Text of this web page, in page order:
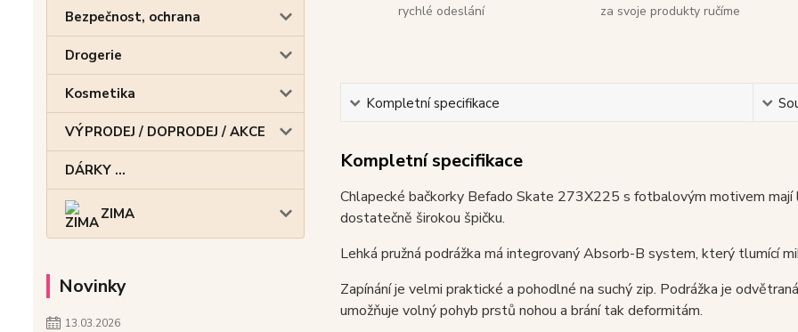
Bezpečnost, ochrana
Drogerie
Kosmetika
VÝPRODEJ / DOPRODEJ / AKCE
DÁRKY ...
ZIMA
Novinky
13.03.2026
rychlé odeslání
za svoje produkty ručíme
Kompletní specifikace
Kompletní specifikace
Chlapecké bačkorky Befado Skate 273X225 s fotbalovým motivem mají
dostatečně širokou špičku.
Lehká pružná podrážka má integrovaný Absorb-B system, který tlumící
Zapínání je velmi praktické a pohodlné na suchý zip. Podrážka je
umožňuje volný pohyb prstů nohou a brání tak deformitám.